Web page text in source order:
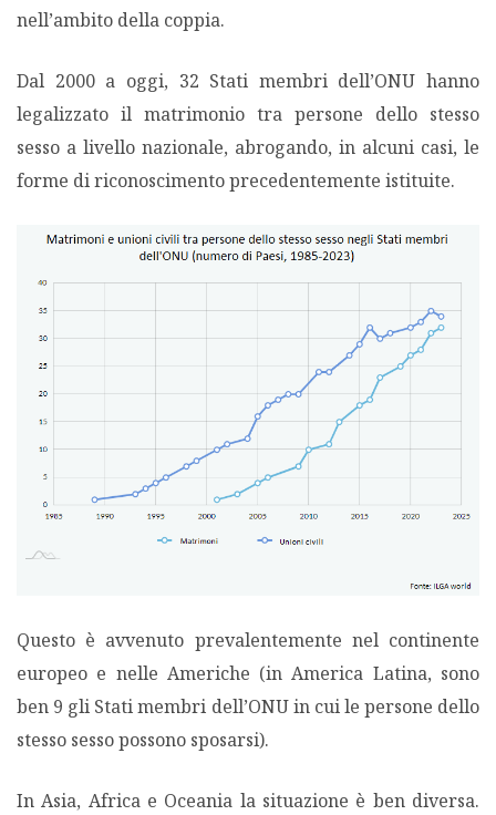
SGUARDI E VOCI
MONDO IN CIFRE
NAVIGANDO IN RETE
nell’ambito della coppia.
Dal 2000 a oggi, 32 Stati membri dell’ONU hanno
legalizzato il matrimonio tra persone dello stesso
sesso a livello nazionale, abrogando, in alcuni casi, le
forme di riconoscimento precedentemente istituite.
Questo è avvenuto prevalentemente nel continente
europeo e nelle Americhe (in America Latina, sono
ben 9 gli Stati membri dell’ONU in cui le persone dello
stesso sesso possono sposarsi).
In Asia, Africa e Oceania la situazione è ben diversa.